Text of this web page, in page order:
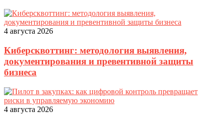
4 августа 2026
Киберсквоттинг: методология выявления,
документирования и превентивной защиты
бизнеса
4 августа 2026